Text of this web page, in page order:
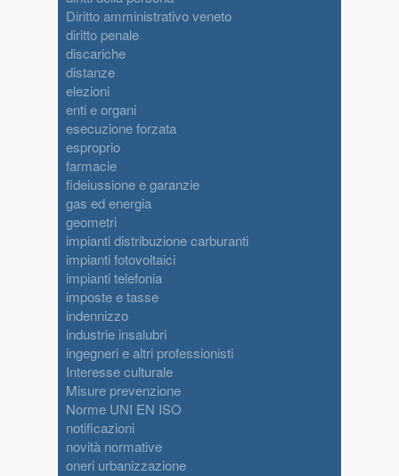
Diritto amministrativo veneto
diritto penale
discariche
distanze
elezioni
enti e organi
esecuzione forzata
esproprio
farmacie
fideiussione e garanzie
gas ed energia
geometri
impianti distribuzione carburanti
impianti fotovoltaici
impianti telefonia
imposte e tasse
indennizzo
industrie insalubri
ingegneri e altri professionisti
Interesse culturale
Misure prevenzione
Norme UNI EN ISO
notificazioni
novità normative
oneri urbanizzazione